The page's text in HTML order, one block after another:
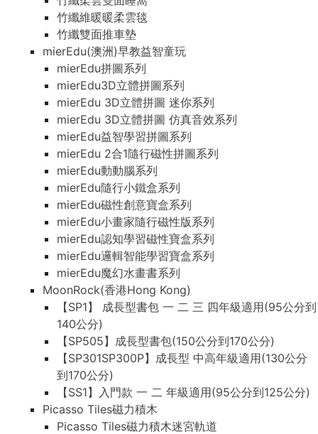
竹纖維暖暖柔雲毯
竹纖雙面推車墊
mierEdu(澳洲)早教益智童玩
mierEdu拼圖系列
mierEdu3D立體拼圖系列
mierEdu 3D立體拼圖 迷你系列
mierEdu 3D立體拼圖 仿真音效系列
mierEdu益智學習拼圖系列
mierEdu 2合1隨行磁性拼圖系列
mierEdu動動腦系列
mierEdu隨行小鐵盒系列
mierEdu磁性創意寶盒系列
mierEdu小畫家隨行磁性版系列
mierEdu認知學習磁性寶盒系列
mierEdu邏輯智能學習寶盒系列
mierEdu魔幻水畫書系列
MoonRock(香港Hong Kong)
【SP1】 成長型書包 一 二 三 四年級適用(95公分到
140公分)
【SP505】成長型書包(150公分到170公分)
【SP301SP300P】成長型 中高年級適用(130公分
到170公分)
【SS1】入門款 一 二 年級適用(95公分到125公分)
Picasso Tiles磁力積木
Picasso Tiles磁力積木迷宮軌道